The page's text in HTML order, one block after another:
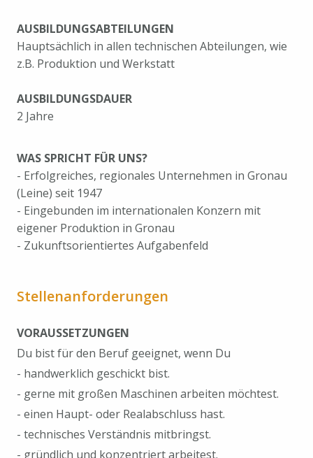
AUSBILDUNGSABTEILUNGEN
Hauptsächlich in allen technischen Abteilungen, wie
z.B. Produktion und Werkstatt
AUSBILDUNGSDAUER
2 Jahre
WAS SPRICHT FÜR UNS?
- Erfolgreiches, regionales Unternehmen in Gronau
(Leine) seit 1947
- Eingebunden im internationalen Konzern mit
eigener Produktion in Gronau
- Zukunftsorientiertes Aufgabenfeld
Stellenanforderungen
VORAUSSETZUNGEN
Du bist für den Beruf geeignet, wenn Du
- handwerklich geschickt bist.
- gerne mit großen Maschinen arbeiten möchtest.
- einen Haupt- oder Realabschluss hast.
- technisches Verständnis mitbringst.
- gründlich und konzentriert arbeitest.